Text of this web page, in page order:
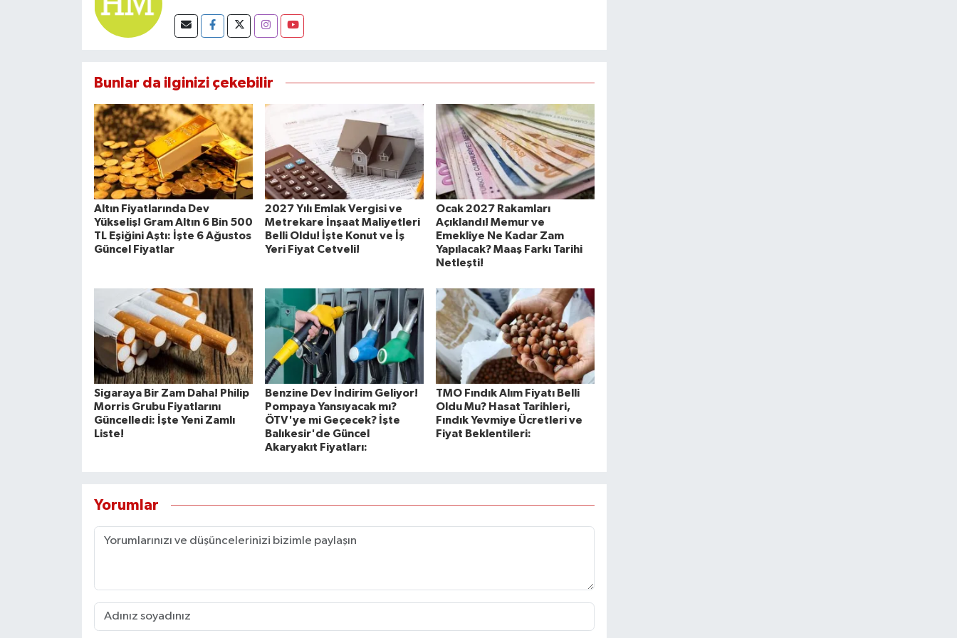
Bunlar da ilginizi çekebilir
Altın Fiyatlarında Dev
Yükseliş! Gram Altın 6 Bin 500
TL Eşiğini Aştı: İşte 6 Ağustos
Güncel Fiyatlar
2027 Yılı Emlak Vergisi ve
Metrekare İnşaat Maliyetleri
Belli Oldu! İşte Konut ve İş
Yeri Fiyat Cetveli!
Ocak 2027 Rakamları
Açıklandı! Memur ve
Emekliye Ne Kadar Zam
Yapılacak? Maaş Farkı Tarihi
Netleşti!
Sigaraya Bir Zam Daha! Philip
Morris Grubu Fiyatlarını
Güncelledi: İşte Yeni Zamlı
Liste!
Benzine Dev İndirim Geliyor!
Pompaya Yansıyacak mı?
ÖTV'ye mi Geçecek? İşte
Balıkesir'de Güncel
Akaryakıt Fiyatları:
TMO Fındık Alım Fiyatı Belli
Oldu Mu? Hasat Tarihleri,
Fındık Yevmiye Ücretleri ve
Fiyat Beklentileri:
Yorumlar